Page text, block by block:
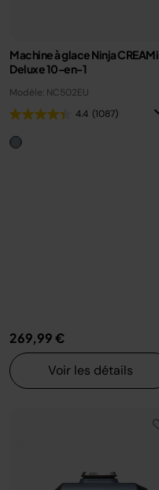
Machine à glace Ninja CREAMi
Deluxe 10-en-1
Modèle: NC502EU
4.4 (1087)
269,99 €
Voir les détails